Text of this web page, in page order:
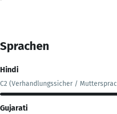
Sprachen
Hindi
C2 (Verhandlungssicher /
Gujarati